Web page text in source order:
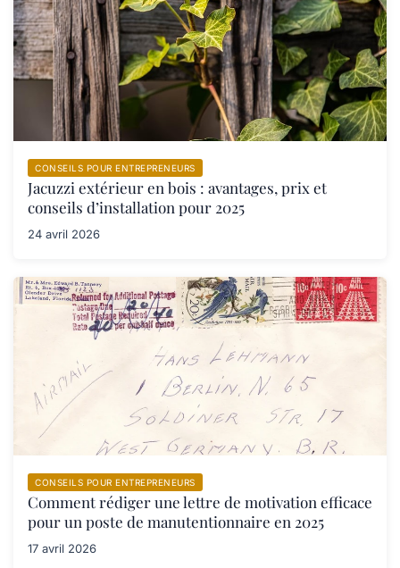
CONSEILS POUR ENTREPRENEURS
Jacuzzi extérieur en bois : avantages, prix et
conseils d’installation pour 2025
24 avril 2026
CONSEILS POUR ENTREPRENEURS
Comment rédiger une lettre de motivation efficace
pour un poste de manutentionnaire en 2025
17 avril 2026